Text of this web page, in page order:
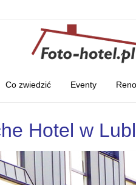
Co zwiedzić Eventy
Hotel w